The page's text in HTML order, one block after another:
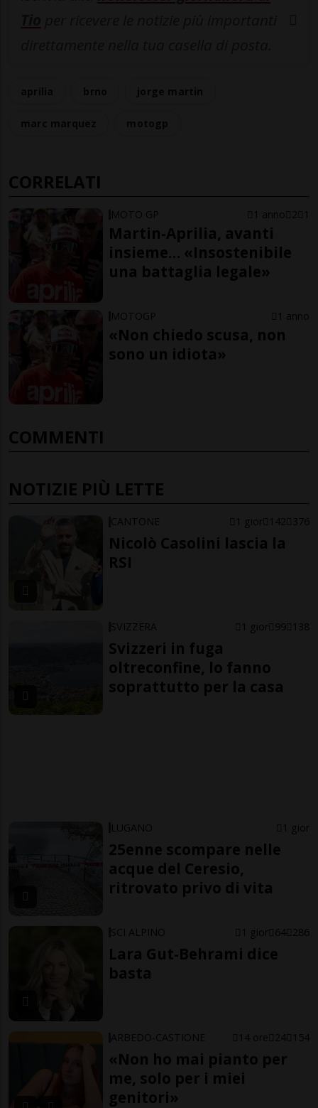
CORRELATI
MOTO GP 1 anno 2 1
Martin-Aprilia, avanti
insieme… «Insostenibile
una battaglia legale»
MOTOGP 1 anno
«Non chiedo scusa, non
sono un idiota»
COMMENTI
NOTIZIE PIÙ LETTE
CANTONE 1 gior 142 376
Nicolò Casolini lascia la
RSI
SVIZZERA 1 gior 99 138
Svizzeri in fuga
oltreconfine, lo fanno
soprattutto per la casa
LUGANO 1 gior
25enne scompare nelle
acque del Ceresio,
ritrovato privo di vita
SCI ALPINO 1 gior 64 286
Lara Gut-Behrami dice
basta
ARBEDO-CASTIONE 14 ore 24 154
«Non ho mai pianto per
me, solo per i miei
genitori»